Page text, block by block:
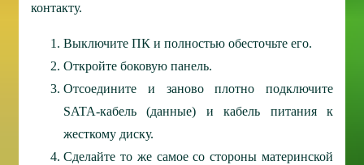
контакту.
Выключите ПК и полностью обесточьте его.
Откройте боковую панель.
Отсоедините и заново плотно подключите
SATA-кабель (данные) и кабель питания к
жесткому диску.
Сделайте то же самое со стороны материнской